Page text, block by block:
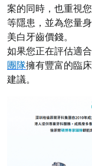
案的同時，也重視
等隱患，並為您量
美白牙齒價錢。
如果您正在評估適
團隊擁有豐富的臨
建議。